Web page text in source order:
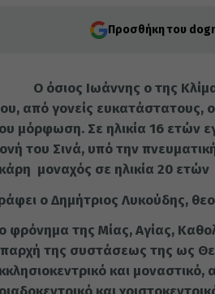
Προσθήκη του
Ο όσιος Ιωάννης ο της
από γονείς ευκατάστατους,
μόρφωση. Σε ηλικία 16 ετών
του Σινά, υπό την
μοναχός σε ηλικία 20 ετών
ο Δημήτριος Λυκούδης,
φρόνημα της Μίας, Αγίας,
της συστάσεως της ως
και